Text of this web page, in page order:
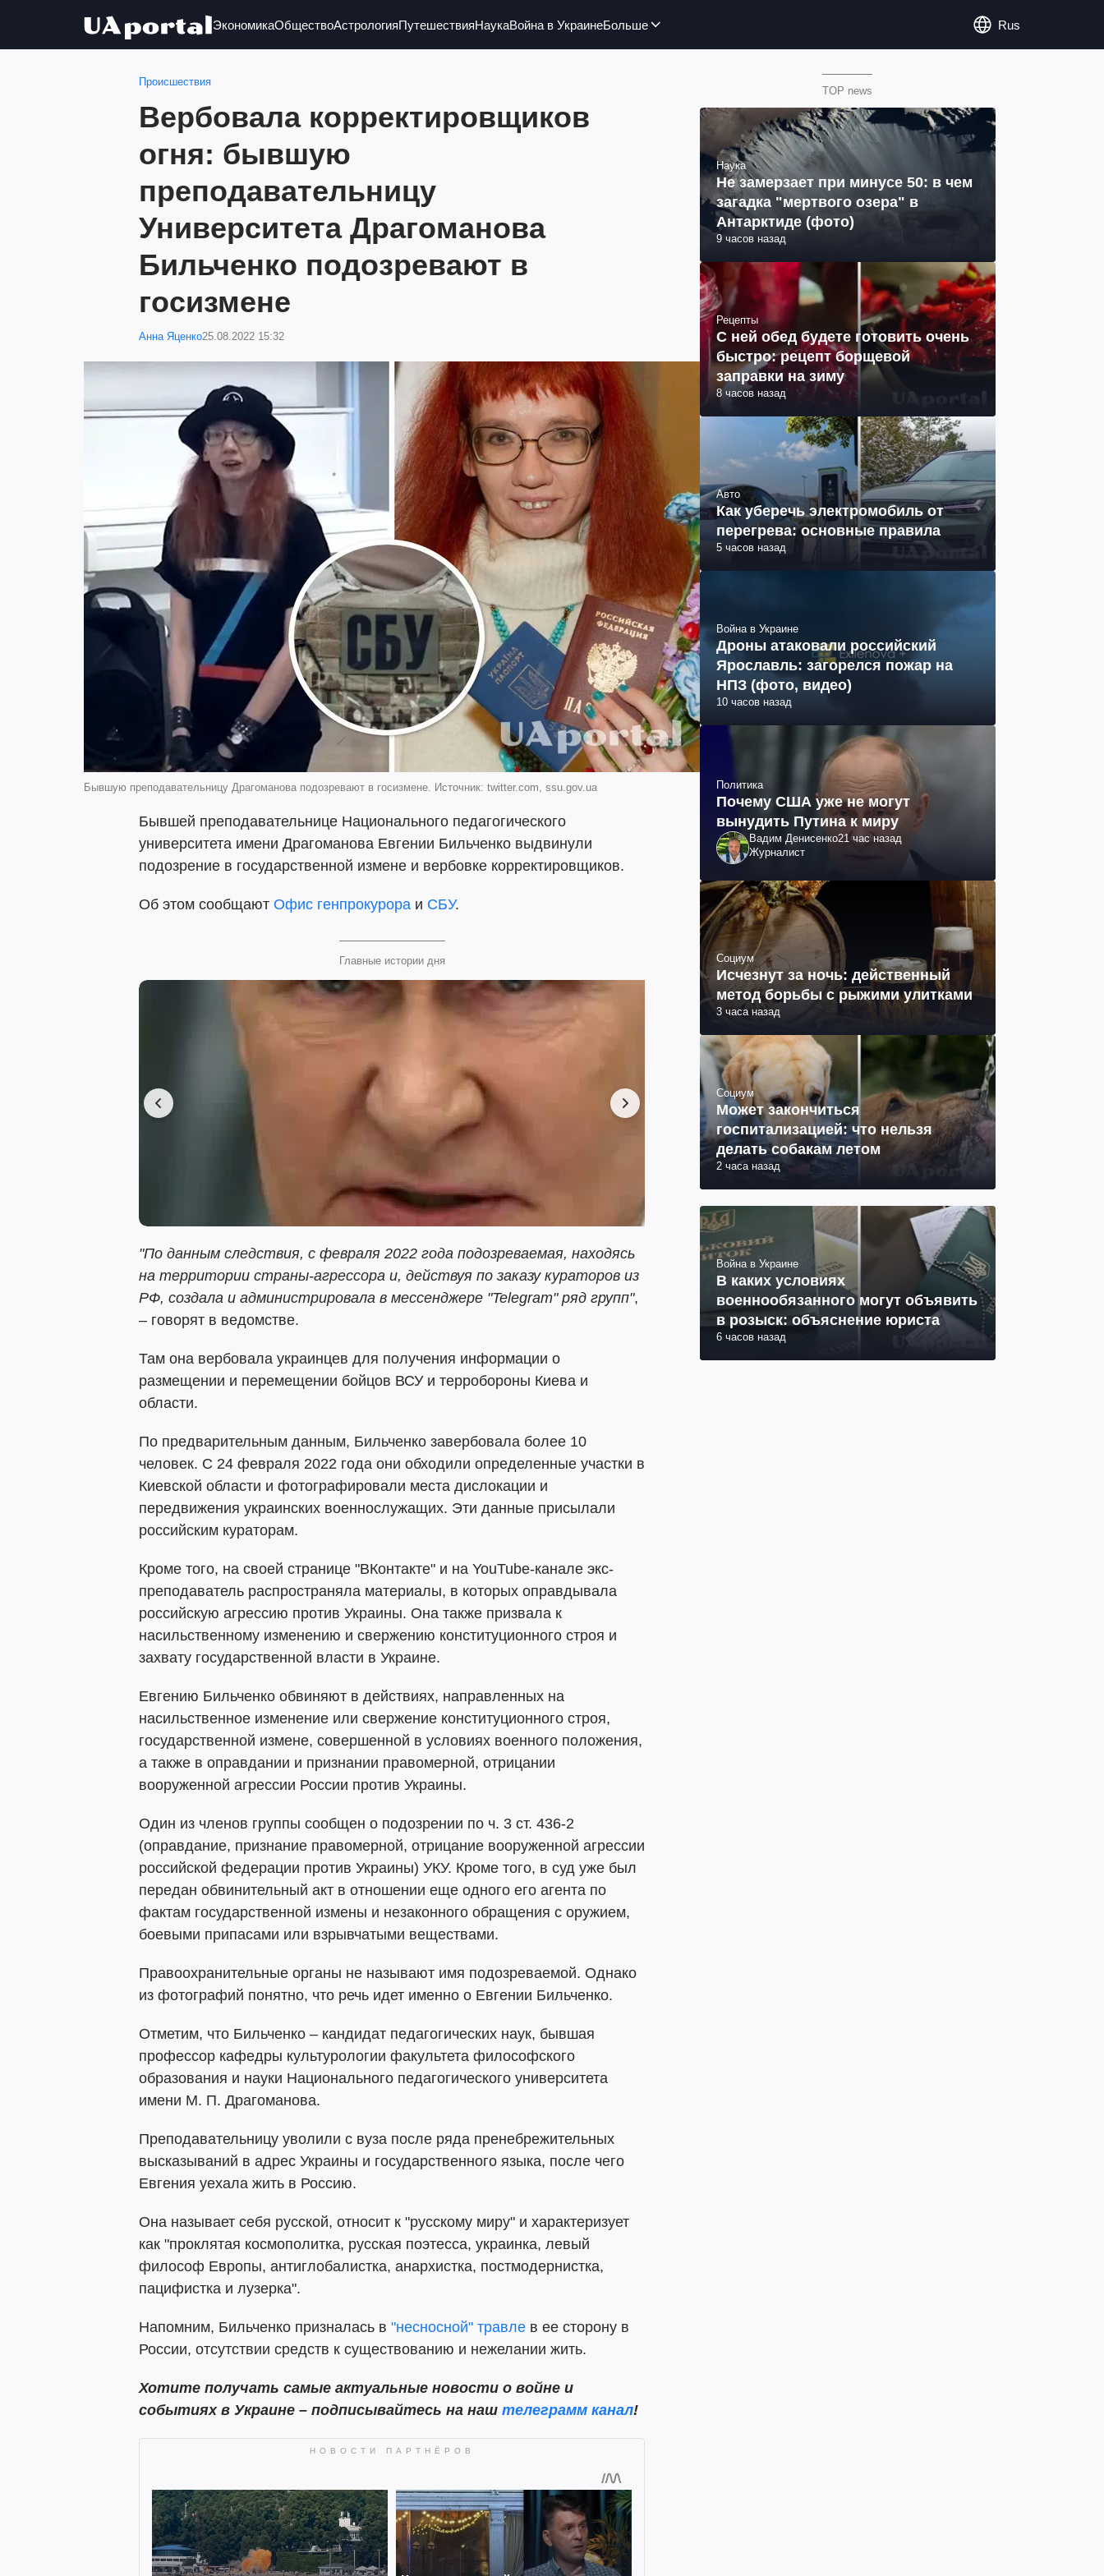
ЭкономикаОбществоАстрологияПутешествияНаукаВойна в УкраинеБольше Rus
Происшествия
Вербовала корректировщиков
огня: бывшую
преподавательницу
Университета Драгоманова
Бильченко подозревают в
госизмене
Анна Яценко25.08.2022 15:32
Бывшую преподавательницу Драгоманова подозревают в госизмене. Источник: twitter.com, ssu.gov.ua
Бывшей преподавательнице Национального педагогического
университета имени Драгоманова Евгении Бильченко выдвинули
подозрение в государственной измене и вербовке корректировщиков.
Об этом сообщают Офис генпрокурора и СБУ.
Главные истории дня
"По данным следствия, с февраля 2022 года подозреваемая, находясь
на территории страны-агрессора и, действуя по заказу кураторов из
РФ, создала и администрировала в мессенджере "Telegram" ряд групп",
– говорят в ведомстве.
Там она вербовала украинцев для получения информации о
размещении и перемещении бойцов ВСУ и терробороны Киева и
области.
По предварительным данным, Бильченко завербовала более 10
человек. С 24 февраля 2022 года они обходили определенные участки в
Киевской области и фотографировали места дислокации и
передвижения украинских военнослужащих. Эти данные присылали
российским кураторам.
Кроме того, на своей странице "ВКонтакте" и на YouTube-канале экс-
преподаватель распространяла материалы, в которых оправдывала
российскую агрессию против Украины. Она также призвала к
насильственному изменению и свержению конституционного строя и
захвату государственной власти в Украине.
Евгению Бильченко обвиняют в действиях, направленных на
насильственное изменение или свержение конституционного строя,
государственной измене, совершенной в условиях военного положения,
а также в оправдании и признании правомерной, отрицании
вооруженной агрессии России против Украины.
Один из членов группы сообщен о подозрении по ч. 3 ст. 436-2
(оправдание, признание правомерной, отрицание вооруженной агрессии
российской федерации против Украины) УКУ. Кроме того, в суд уже был
передан обвинительный акт в отношении еще одного его агента по
фактам государственной измены и незаконного обращения с оружием,
боевыми припасами или взрывчатыми веществами.
Правоохранительные органы не называют имя подозреваемой. Однако
из фотографий понятно, что речь идет именно о Евгении Бильченко.
Отметим, что Бильченко – кандидат педагогических наук, бывшая
профессор кафедры культурологии факультета философского
образования и науки Национального педагогического университета
имени М. П. Драгоманова.
Преподавательницу уволили с вуза после ряда пренебрежительных
высказываний в адрес Украины и государственного языка, после чего
Евгения уехала жить в Россию.
Она называет себя русской, относит к "русскому миру" и характеризует
как "проклятая космополитка, русская поэтесса, украинка, левый
философ Европы, антиглобалистка, анархистка, постмодернистка,
пацифистка и лузерка".
Напомним, Бильченко призналась в "несносной" травле в ее сторону в
России, отсутствии средств к существованию и нежелании жить.
Хотите получать самые актуальные новости о войне и
событиях в Украине – подписывайтесь на наш телеграмм канал!
TOP news
Наука
Не замерзает при минусе 50: в чем
загадка "мертвого озера" в
Антарктиде (фото)
9 часов назад
Рецепты
С ней обед будете готовить очень
быстро: рецепт борщевой
заправки на зиму
8 часов назад
Авто
Как уберечь электромобиль от
перегрева: основные правила
5 часов назад
Война в Украине
Дроны атаковали российский
Ярославль: загорелся пожар на
НПЗ (фото, видео)
10 часов назад
Политика
Почему США уже не могут
вынудить Путина к миру
Вадим Денисенко21 час назад
Журналист
Социум
Исчезнут за ночь: действенный
метод борьбы с рыжими улитками
3 часа назад
Социум
Может закончиться
госпитализацией: что нельзя
делать собакам летом
2 часа назад
Война в Украине
В каких условиях
военнообязанного могут объявить
в розыск: объяснение юриста
6 часов назад